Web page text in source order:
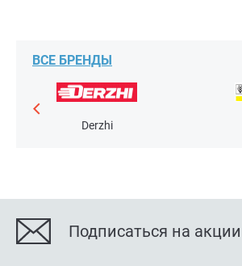
ВСЕ БРЕНДЫ
Derzhi
Подписаться на